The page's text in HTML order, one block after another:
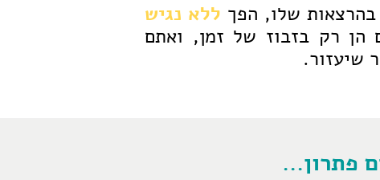
בהרצאות שלו, הפך ללא נגיש
הן רק בזבוז של זמן, ואתם
שיעזור.
פתרון...